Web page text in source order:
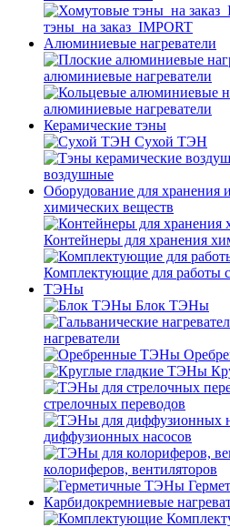
тэны_на заказ_IMPORT
Алюминиевые нагреватели
алюминиевые нагреватели
алюминиевые нагреватели
Керамические тэны
Сухой ТЭН
воздушные
Оборудование для хранения
химических веществ
Контейнеры для хранения
Комплектующие для работы
ТЭНы
Блок ТЭНы
нагреватели
стрелочных переводов
диффузионных насосов
колориферов, вентиляторов
Карбидокремниевые